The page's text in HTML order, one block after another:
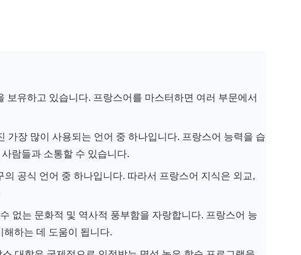
유하고 있습니다. 프랑스어를 마스터하면 여러 부문에서
가장 많이 사용되는 언어 중 하나입니다. 프랑스어 능력을 습
람들과 소통할 수 있습니다.
공식 언어 중 하나입니다. 따라서 프랑스어 지식은 외교,
없는 문화적 및 역사적 풍부함을 자랑합니다. 프랑스어 능
하는 데 도움이 됩니다.